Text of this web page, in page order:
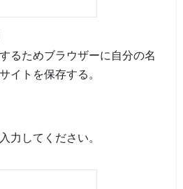
るためブラウザーに自分の名
イトを保存する。
力してください。